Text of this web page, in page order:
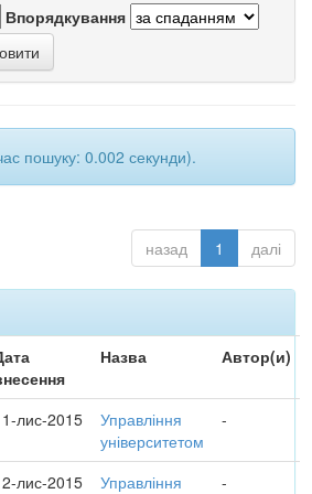
Впорядкування
пошуку: 0.002 секунди).
назад 1 далі
Назва Автор(и)
лис-2015
Управління
університетом
-
лис-2015
Управління
-